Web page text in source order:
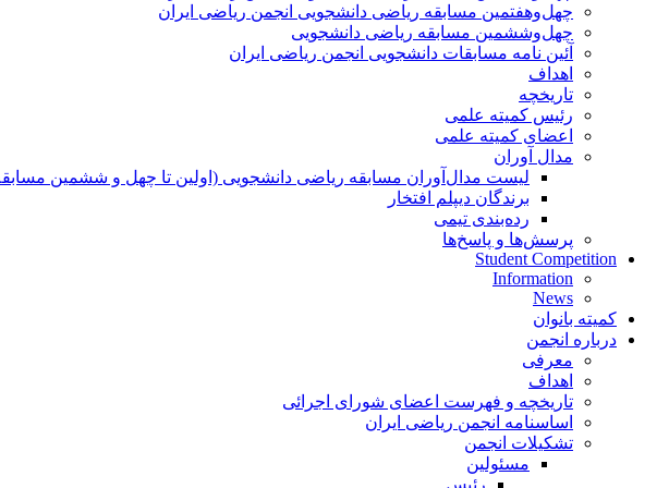
چهل‌و‌هفتمین مسابقه ریاضی دانشجویی انجمن ریاضی ایران
چهل‌و‌ششمین مسابقه ریاضی دانشجویی
آئین نامه مسابقات دانشجویی انجمن ریاضی ایران
اهداف
تاریخچه
رئیس کمیته علمی
اعضای کمیته علمی
مدال آوران
لیست مدال‌آوران مسابقه ریاضی دانشجویی (اولین تا چهل‌ و ششمین
برندگان دیپلم افتخار
رده‌بندی تیمی
پرسش‌ها و پاسخ‌ها
Student Competition
Information
News
کمیته بانوان
درباره انجمن
معرفی
اهداف
تاریخچه و فهرست اعضای شورای اجرائی
اساسنامه انجمن ریاضی ایران
تشکیلات انجمن
مسئولین
رئیس